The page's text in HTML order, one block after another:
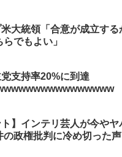
でもよい」
の政権批判に冷め切った声